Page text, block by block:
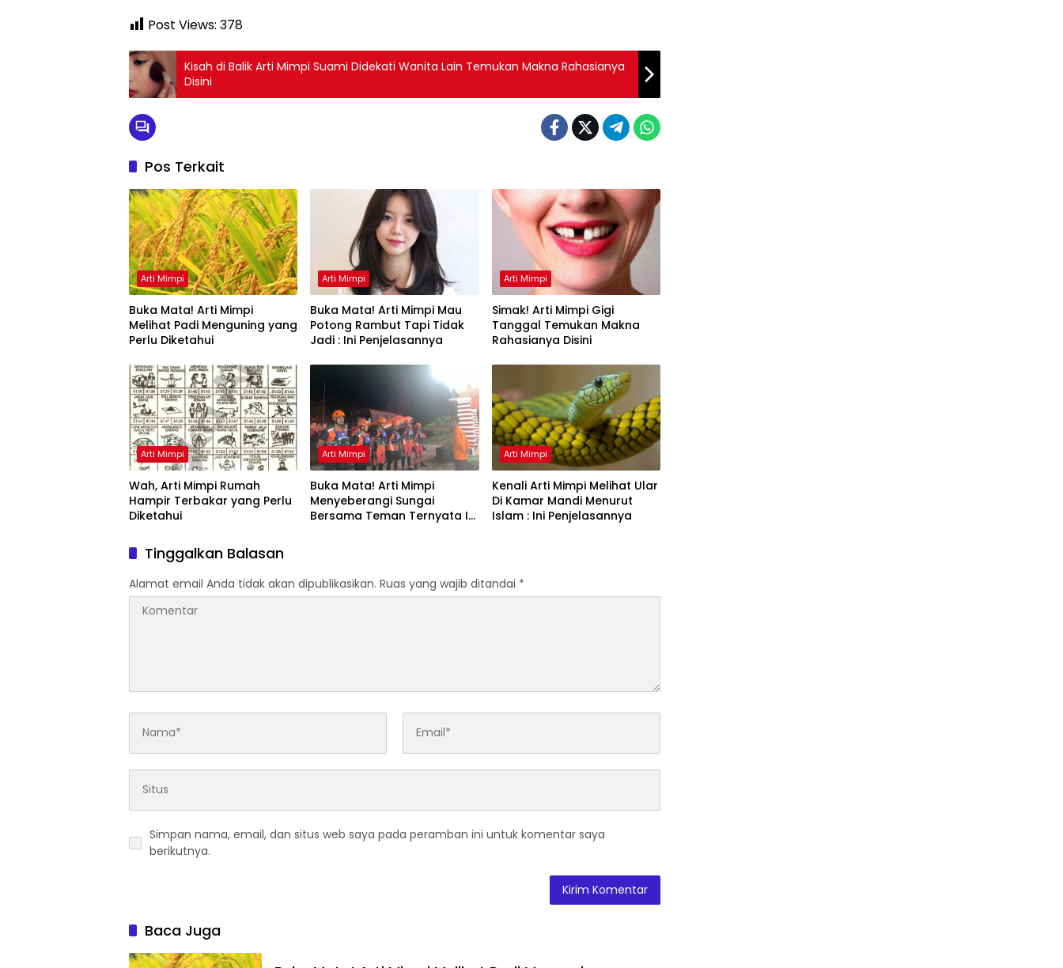
Post Views: 378
Kisah di Balik Arti Mimpi Suami Didekati Wanita Lain Temukan Makna Rahasianya
Disini
Pos Terkait
Arti Mimpi
Buka Mata! Arti Mimpi
Melihat Padi Menguning yang
Perlu Diketahui
Arti Mimpi
Buka Mata! Arti Mimpi Mau
Potong Rambut Tapi Tidak
Jadi : Ini Penjelasannya
Arti Mimpi
Simak! Arti Mimpi Gigi
Tanggal Temukan Makna
Rahasianya Disini
Arti Mimpi
Wah, Arti Mimpi Rumah
Hampir Terbakar yang Perlu
Diketahui
Arti Mimpi
Buka Mata! Arti Mimpi
Menyeberangi Sungai
Bersama Teman Ternyata Ini
Arti Mimpi
Kenali Arti Mimpi Melihat Ular
Di Kamar Mandi Menurut
Islam : Ini Penjelasannya
Tinggalkan Balasan
Alamat email Anda tidak akan dipublikasikan. Ruas yang wajib ditandai *
Simpan nama, email, dan situs web saya pada peramban ini untuk komentar saya
berikutnya.
Baca Juga